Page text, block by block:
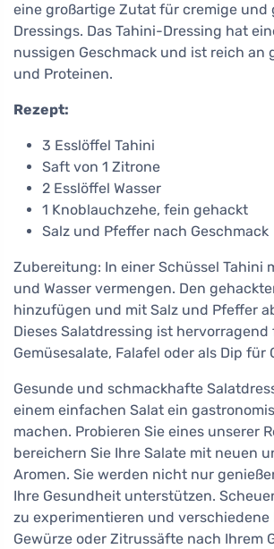
eine großartige Zutat für cremige und
Dressings. Das Tahini-Dressing hat
nussigen Geschmack und ist reich an
und Proteinen.
Rezept:
3 Esslöffel Tahini
Saft von 1 Zitrone
2 Esslöffel Wasser
1 Knoblauchzehe, fein gehackt
Salz und Pfeffer nach Geschmack
Zubereitung: In einer Schüssel Tahini
und Wasser vermengen. Den
hinzufügen und mit Salz und Pfeffer
Dieses Salatdressing ist hervorragend
Gemüsesalate, Falafel oder als Dip für
Gesunde und schmackhafte
einem einfachen Salat ein
machen. Probieren Sie eines unserer
bereichern Sie Ihre Salate mit neuen
Aromen. Sie werden nicht nur
Ihre Gesundheit unterstützen.
zu experimentieren und verschiedene
Gewürze oder Zitrussäfte nach Ihrem